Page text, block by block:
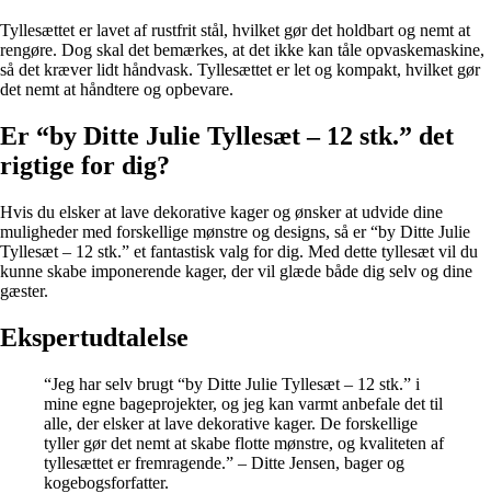
Tyllesættet er lavet af rustfrit stål, hvilket gør det holdbart og nemt at
rengøre. Dog skal det bemærkes, at det ikke kan tåle opvaskemaskine,
så det kræver lidt håndvask. Tyllesættet er let og kompakt, hvilket gør
det nemt at håndtere og opbevare.
Er “by Ditte Julie Tyllesæt – 12 stk.” det
rigtige for dig?
Hvis du elsker at lave dekorative kager og ønsker at udvide dine
muligheder med forskellige mønstre og designs, så er “by Ditte Julie
Tyllesæt – 12 stk.” et fantastisk valg for dig. Med dette tyllesæt vil du
kunne skabe imponerende kager, der vil glæde både dig selv og dine
gæster.
Ekspertudtalelse
“Jeg har selv brugt “by Ditte Julie Tyllesæt – 12 stk.” i
mine egne bageprojekter, og jeg kan varmt anbefale det til
alle, der elsker at lave dekorative kager. De forskellige
tyller gør det nemt at skabe flotte mønstre, og kvaliteten af
tyllesættet er fremragende.” – Ditte Jensen, bager og
kogebogsforfatter.